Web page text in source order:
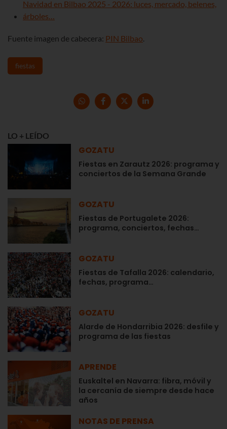
Navidad en Bilbao 2025 - 2026: luces, mercado, belenes,
árboles…
Fuente imagen de cabecera: PIN Bilbao.
fiestas
LO + LEÍDO
GOZATU
Fiestas en Zarautz 2026: programa y
conciertos de la Semana Grande
GOZATU
Fiestas de Portugalete 2026:
programa, conciertos, fechas…
GOZATU
Fiestas de Tafalla 2026: calendario,
fechas, programa…
GOZATU
Alarde de Hondarribia 2026: desfile y
programa de las fiestas
APRENDE
Euskaltel en Navarra: fibra, móvil y
la cercanía de siempre desde hace
años
NOTAS DE PRENSA